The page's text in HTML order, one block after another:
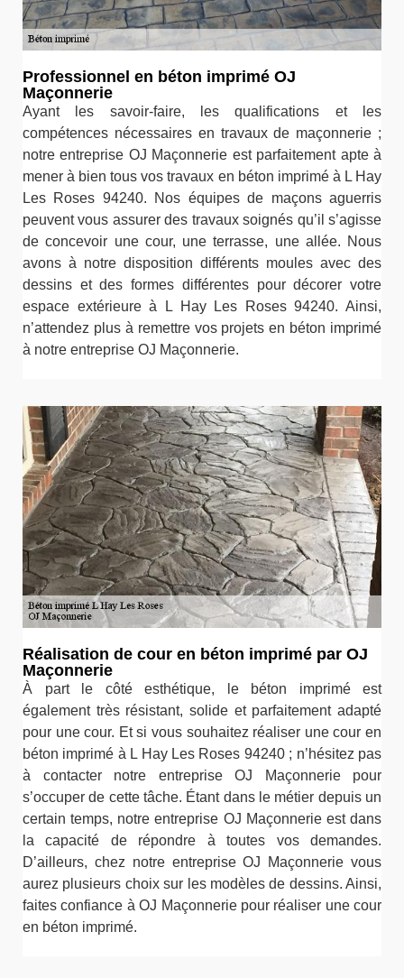
Professionnel en béton imprimé OJ
Maçonnerie
Ayant les savoir-faire, les qualifications et les
compétences nécessaires en travaux de maçonnerie ;
notre entreprise OJ Maçonnerie est parfaitement apte à
mener à bien tous vos travaux en béton imprimé à L Hay
Les Roses 94240. Nos équipes de maçons aguerris
peuvent vous assurer des travaux soignés qu’il s’agisse
de concevoir une cour, une terrasse, une allée. Nous
avons à notre disposition différents moules avec des
dessins et des formes différentes pour décorer votre
espace extérieure à L Hay Les Roses 94240. Ainsi,
n’attendez plus à remettre vos projets en béton imprimé
à notre entreprise OJ Maçonnerie.
Réalisation de cour en béton imprimé par OJ
Maçonnerie
À part le côté esthétique, le béton imprimé est
également très résistant, solide et parfaitement adapté
pour une cour. Et si vous souhaitez réaliser une cour en
béton imprimé à L Hay Les Roses 94240 ; n’hésitez pas
à contacter notre entreprise OJ Maçonnerie pour
s’occuper de cette tâche. Étant dans le métier depuis un
certain temps, notre entreprise OJ Maçonnerie est dans
la capacité de répondre à toutes vos demandes.
D’ailleurs, chez notre entreprise OJ Maçonnerie vous
aurez plusieurs choix sur les modèles de dessins. Ainsi,
faites confiance à OJ Maçonnerie pour réaliser une cour
en béton imprimé.